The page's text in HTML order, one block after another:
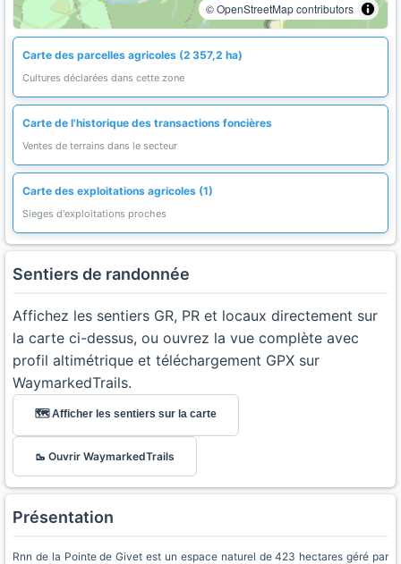
© OpenStreetMap contributors
Carte des parcelles agricoles (2 357,2 ha)
Cultures déclarées dans cette zone
Carte de l'historique des transactions foncières
Ventes de terrains dans le secteur
Carte des exploitations agricoles (1)
Sieges d'exploitations proches
Sentiers de randonnée
Affichez les sentiers GR, PR et locaux directement sur
la carte ci-dessus, ou ouvrez la vue complète avec
profil altimétrique et téléchargement GPX sur
WaymarkedTrails.
🗺️ Afficher les sentiers sur la carte
🥾 Ouvrir WaymarkedTrails
Présentation
Rnn de la Pointe de Givet est un espace naturel de 423 hectares géré par